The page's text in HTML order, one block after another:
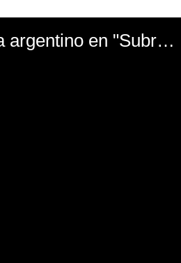
El mal momento de Yanina Gasañol con un hincha argentino en "Subrayado"